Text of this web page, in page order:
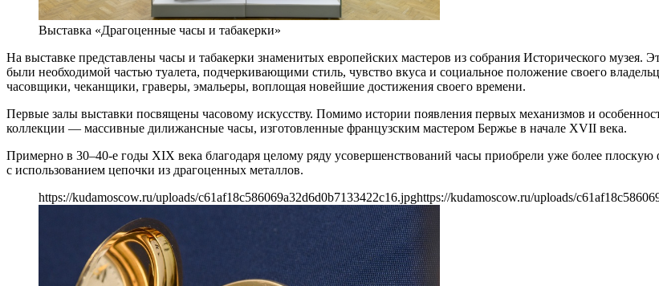
Выставка «Драгоценные часы и табакерки»
На выставке представлены часы и табакерки знаменитых европейских мастеров из собрания Исторического музея.
были необходимой частью туалета, подчеркивающими стиль, чувство вкуса и социальное положение своего
часовщики, чеканщики, граверы, эмальеры, воплощая новейшие достижения своего времени.
Первые залы выставки посвящены часовому искусству. Помимо истории появления первых механизмов и
коллекции — массивные дилижансные часы, изготовленные французским мастером Бержье в начале XVII века.
Примерно в 30–40-е годы XIX века благодаря целому ряду усовершенствований часы приобрели уже более
с использованием цепочки из драгоценных металлов.
https://kudamoscow.ru/uploads/c61af18c586069a32d6d0b7133422c16.jpghttps://kudamoscow.ru/uploads/